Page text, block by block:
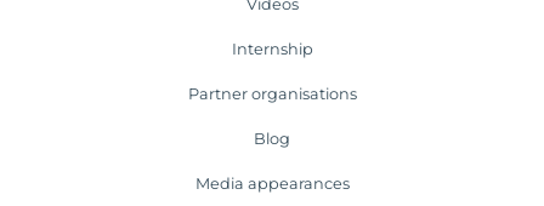
Videos
Internship
Partner organisations
Blog
Media appearances